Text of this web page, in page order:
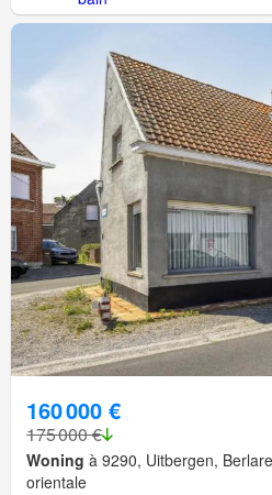
160 000 €
175 000 €
Woning à 9290, Uitbergen,
orientale